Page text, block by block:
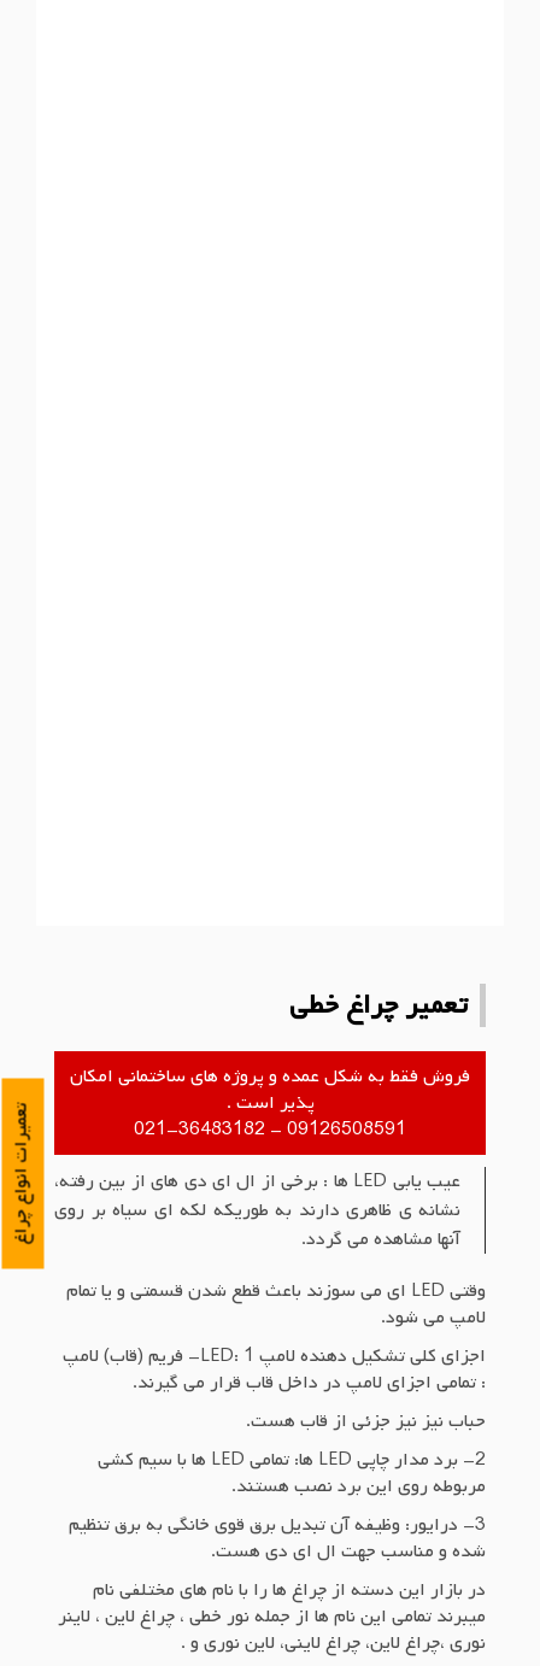
تعمیر چراغ خطی
فروش فقط به شکل عمده و پروژه های ساختمانی امکان
پذیر است .
09126508591 - 021-36483182
عیب یابی LED ها : برخی از ال ای دی های از بین رفته،
نشانه ی ظاهری دارند به طوریکه لکه ای سیاه بر روی
آنها مشاهده می گردد.
وقتی LED ای می سوزند باعث قطع شدن قسمتی و یا تمام
لامپ می شود.
اجزای کلی تشکیل دهنده لامپ LED: 1- فریم (قاب) لامپ
: تمامی اجزای لامپ در داخل قاب قرار می گیرند.
حباب نیز نیز جزئی از قاب هست.
2- برد مدار چاپی LED ها: تمامی LED ها با سیم کشی
مربوطه روی این برد نصب هستند.
3- درایور: وظیفه آن تبدیل برق قوی خانگی به برق تنظیم
شده و مناسب جهت ال ای دی هست.
در بازار این دسته از چراغ ها را با نام های مختلفی نام
میبرند تمامی این نام ها از جمله نور خطی ، چراغ لاین ، لاینر
نوری ،چراغ لاین، چراغ لاینی، لاین نوری و .
تعمیرات انواع چراغ